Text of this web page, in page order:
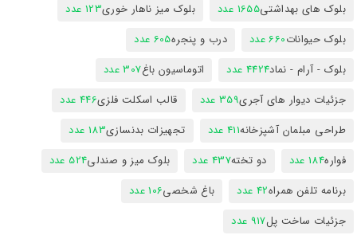
بلوک های بهداشتی1655 عدد بلوک میز ناهار خوری123 عدد
بلوک حیوانات660 عدد درب و پنجره605 عدد
بلوک - آرام - نماد4424 عدد اتوماسیون باغ307 عدد
جزئیات دیوار های آجری359 عدد قالب اسکلت فلزی446 عدد
طراحی مبلمان آشپزخانه411 عدد تجهیزات بدنسازی183 عدد
فواره184 عدد دو تخته437 عدد بلوک میز و صندلی524 عدد
برنامه تلفن همراه42 عدد باغ شخصی106 عدد
جزئیات ساخت پل917 عدد